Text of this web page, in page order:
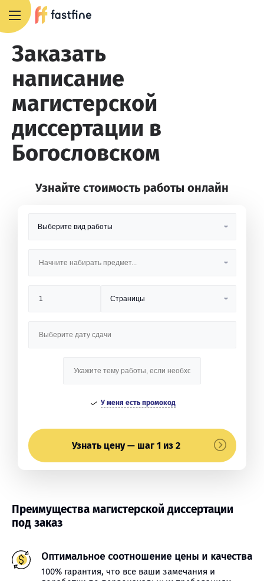
Заказать
написание
магистерской
диссертации в
Богословском
Узнайте стоимость работы онлайн
У меня есть промокод
Узнать цену — шаг 1 из 2
Преимущества магистерской диссертации
под заказ
Оптимальное соотношение цены и качества
100% гарантия, что все ваши замечания и